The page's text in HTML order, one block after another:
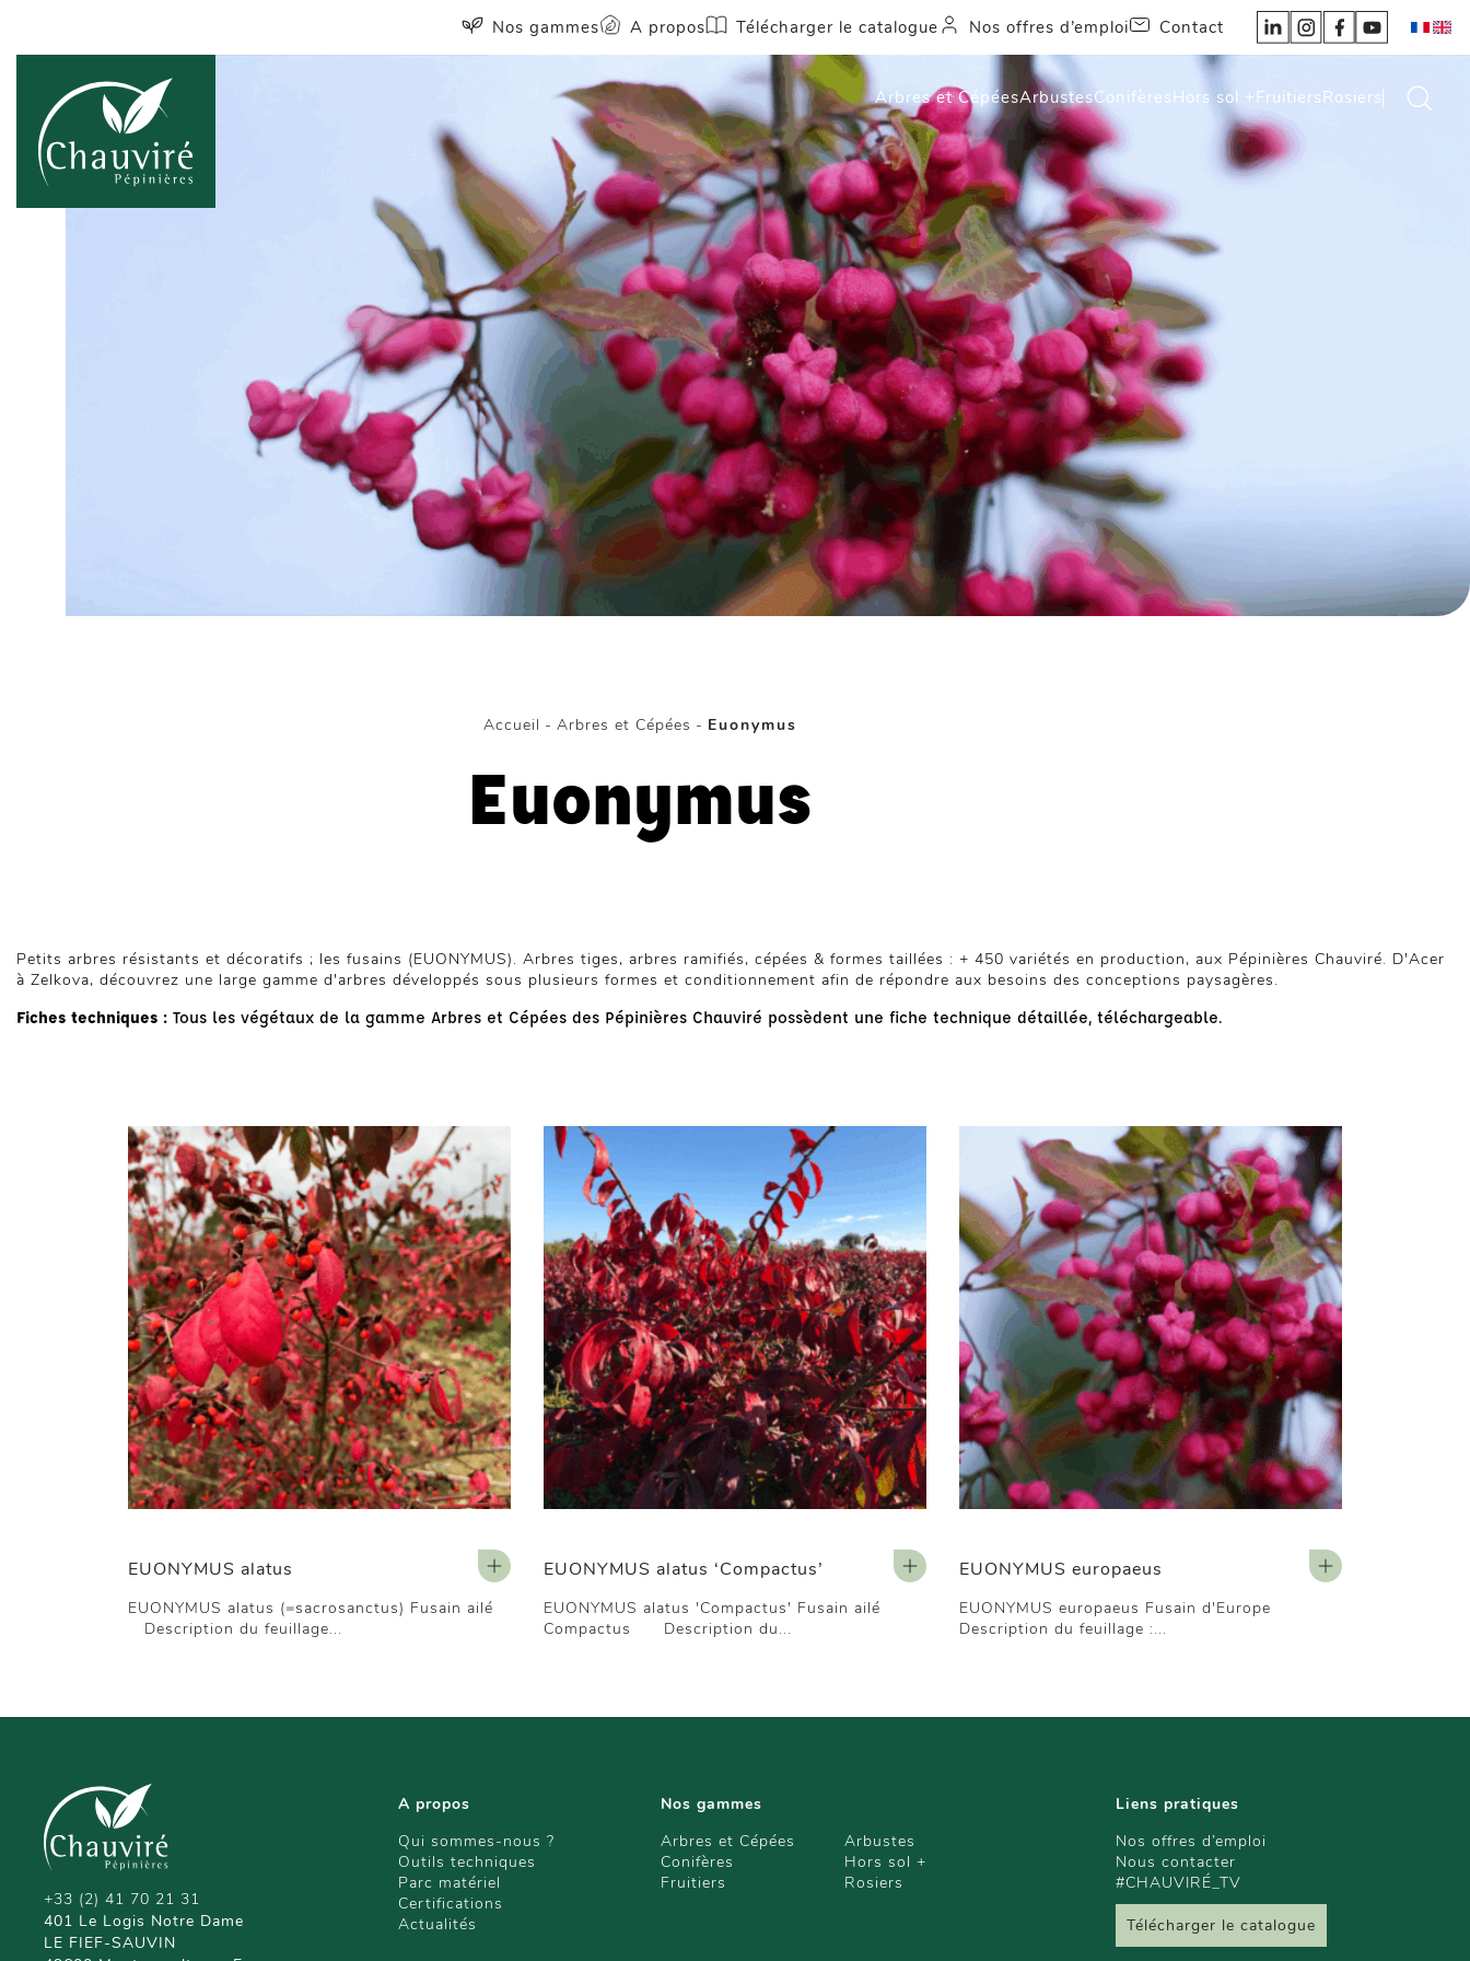
Nos gammes A propos Télécharger le catalogue Nos offres d’emploi Contact
Arbres et CépéesArbustesConifèresHors sol +FruitiersRosiers
Accueil - Arbres et Cépées - Euonymus
Euonymus
Petits arbres résistants et décoratifs ; les fusains (EUONYMUS). Arbres tiges, arbres ramifiés, cépées & formes taillées : + 450 variétés en production, aux Pépinières Chauviré. D'Acer
à Zelkova, découvrez une large gamme d'arbres développés sous plusieurs formes et conditionnement afin de répondre aux besoins des conceptions paysagères.
Fiches techniques : Tous les végétaux de la gamme Arbres et Cépées des Pépinières Chauviré possèdent une fiche technique détaillée, téléchargeable.
EUONYMUS alatus
EUONYMUS alatus (=sacrosanctus) Fusain ailé
Description du feuillage...
EUONYMUS alatus ‘Compactus’
EUONYMUS alatus 'Compactus' Fusain ailé
Compactus Description du...
EUONYMUS europaeus
EUONYMUS europaeus Fusain d'Europe
Description du feuillage :...
+33 (2) 41 70 21 31
401 Le Logis Notre Dame
LE FIEF-SAUVIN
A propos
Qui sommes-nous ?
Outils techniques
Parc matériel
Certifications
Actualités
Nos gammes
Arbres et Cépées
Arbustes
Conifères
Hors sol +
Fruitiers
Rosiers
Liens pratiques
Nos offres d’emploi
Nous contacter
#CHAUVIRÉ_TV
Télécharger le catalogue